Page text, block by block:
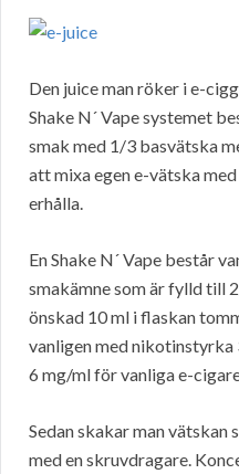
Den juice man röker i e-
Shake N´ Vape systemet
smak med 1/3 basvätska
att mixa egen e-vätska
erhålla.
En Shake N´ Vape består
smakämne som är fylld till
önskad 10 ml i flaskan
vanligen med
6 mg/ml för vanliga e-
Sedan skakar man vätskan
med en skruvdragare.